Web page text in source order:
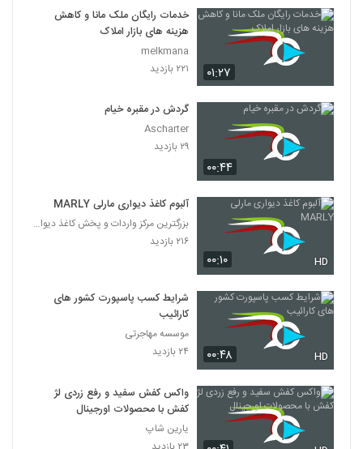
۰۱:۲۷
خدمات رایگان ملک مانا و کاهش
هزینه های بازار املاک
melkmana
۲۲۱ بازدید
۰۰:۴۴
گردش در مقبره خیام
Ascharter
۲۹ بازدید
۰۰:۱۰ HD
آلبوم کاغذ دیواری مارلی MARLY
بزرگترین مرکز واردات و پخش کاغذ دیواری
۲۱۶ بازدید
۰۰:۴۸ HD
شرایط کسب پاسپورت کشور های
کارائیب
موسسه مهاجرتی
۲۴ بازدید
واکس کفش سفید و رفع زردی لژ
کفش با محصولات اورجینال
یارین شاپ